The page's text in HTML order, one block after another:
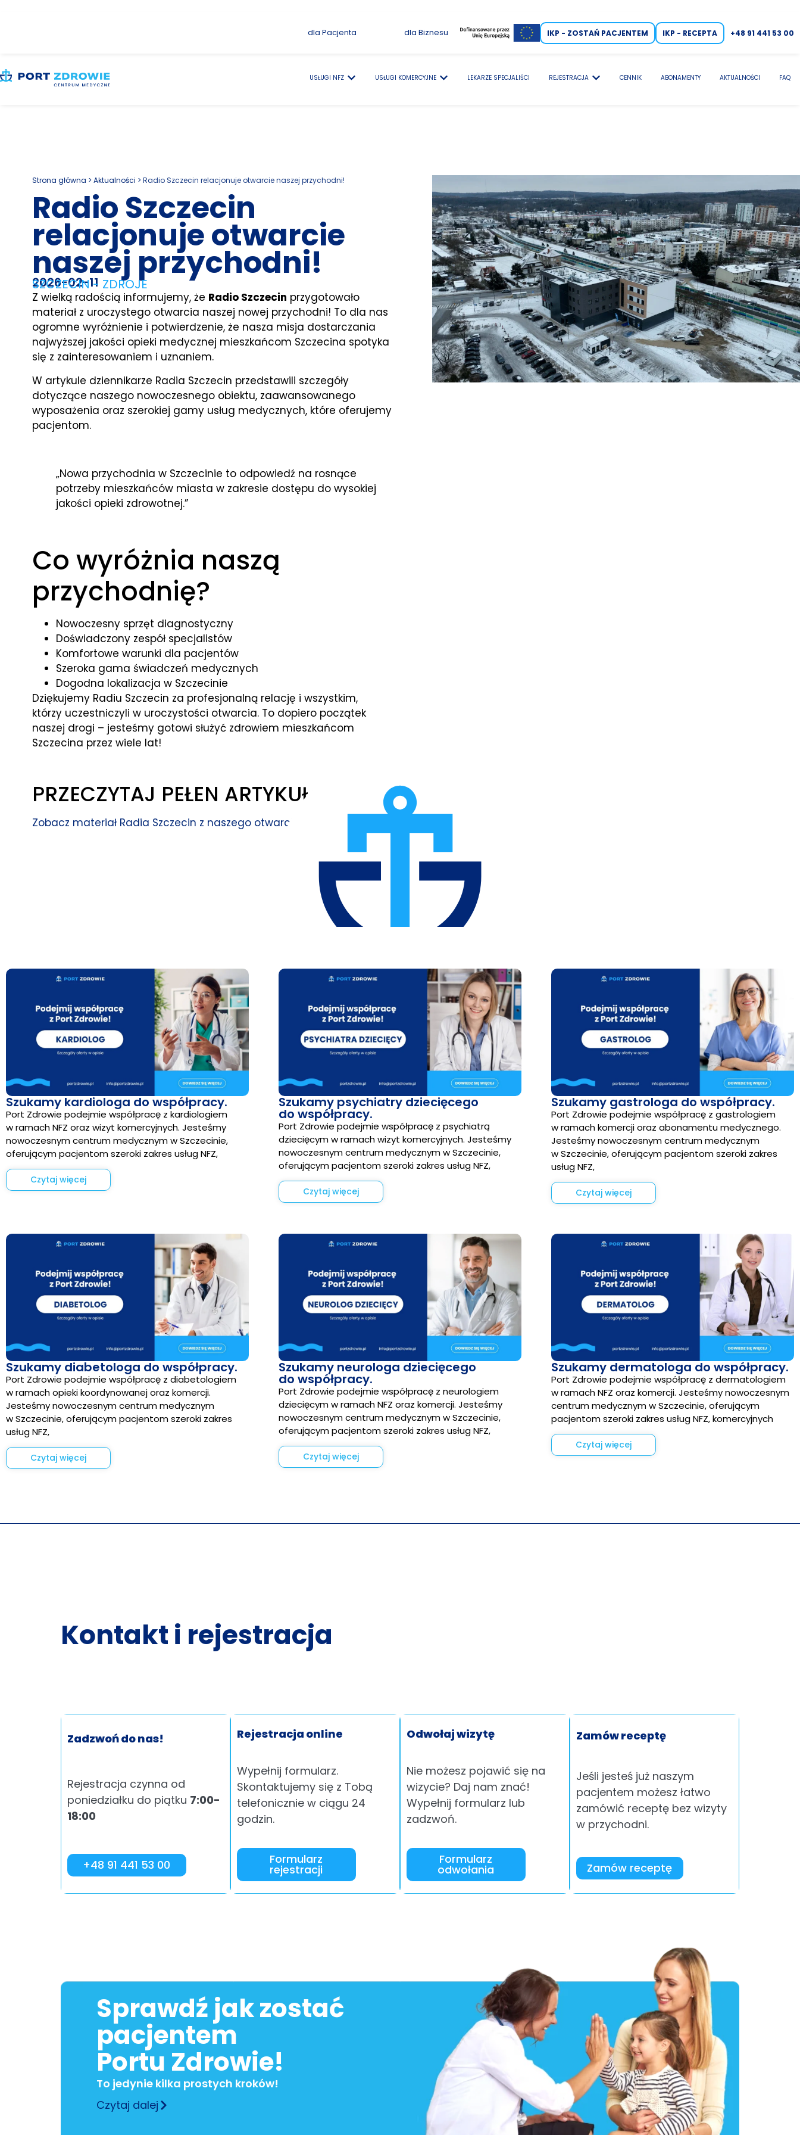
dla Pacjenta dla Biznesu IKP - ZOSTAŃ PACJENTEM IKP - RECEPTA +48 91 441 53 00
USŁUGI NFZ USŁUGI KOMERCYJNE LEKARZE SPECJALIŚCI REJESTRACJA CENNIK ABONAMENTY AKTUALNOŚCI FAQ
Strona główna > Aktualności > Radio Szczecin relacjonuje otwarcie naszej przychodni!
Radio Szczecin
relacjonuje otwarcie
naszej przychodni!
2026-02-11
SZCZECIN - ZDROJE
Z wielką radością informujemy, że Radio Szczecin przygotowało
materiał z uroczystego otwarcia naszej nowej przychodni! To dla nas
ogromne wyróżnienie i potwierdzenie, że nasza misja dostarczania
najwyższej jakości opieki medycznej mieszkańcom Szczecina spotyka
się z zainteresowaniem i uznaniem.
W artykule dziennikarze Radia Szczecin przedstawili szczegóły
dotyczące naszego nowoczesnego obiektu, zaawansowanego
wyposażenia oraz szerokiej gamy usług medycznych, które oferujemy
pacjentom.
„Nowa przychodnia w Szczecinie to odpowiedź na rosnące
potrzeby mieszkańców miasta w zakresie dostępu do wysokiej
jakości opieki zdrowotnej.”
Co wyróżnia naszą
przychodnię?
Nowoczesny sprzęt diagnostyczny
Doświadczony zespół specjalistów
Komfortowe warunki dla pacjentów
Szeroka gama świadczeń medycznych
Dogodna lokalizacja w Szczecinie
Dziękujemy Radiu Szczecin za profesjonalną relację i wszystkim,
którzy uczestniczyli w uroczystości otwarcia. To dopiero początek
naszej drogi – jesteśmy gotowi służyć zdrowiem mieszkańcom
Szczecina przez wiele lat!
PRZECZYTAJ PEŁEN ARTYKUŁ:
Zobacz materiał Radia Szczecin z naszego otwarcia →
Szukamy kardiologa do współpracy.
Port Zdrowie podejmie współpracę z kardiologiem
w ramach NFZ oraz wizyt komercyjnych. Jesteśmy
nowoczesnym centrum medycznym w Szczecinie,
oferującym pacjentom szeroki zakres usług NFZ,
Czytaj więcej
Szukamy psychiatry dziecięcego
do współpracy.
Port Zdrowie podejmie współpracę z psychiatrą
dziecięcym w ramach wizyt komercyjnych. Jesteśmy
nowoczesnym centrum medycznym w Szczecinie,
oferującym pacjentom szeroki zakres usług NFZ,
Czytaj więcej
Szukamy gastrologa do współpracy.
Port Zdrowie podejmie współpracę z gastrologiem
w ramach komercji oraz abonamentu medycznego.
Jesteśmy nowoczesnym centrum medycznym
w Szczecinie, oferującym pacjentom szeroki zakres
usług NFZ,
Czytaj więcej
Szukamy diabetologa do współpracy.
Port Zdrowie podejmie współpracę z diabetologiem
w ramach opieki koordynowanej oraz komercji.
Jesteśmy nowoczesnym centrum medycznym
w Szczecinie, oferującym pacjentom szeroki zakres
usług NFZ,
Czytaj więcej
Szukamy neurologa dziecięcego
do współpracy.
Port Zdrowie podejmie współpracę z neurologiem
dziecięcym w ramach NFZ oraz komercji. Jesteśmy
nowoczesnym centrum medycznym w Szczecinie,
oferującym pacjentom szeroki zakres usług NFZ,
Czytaj więcej
Szukamy dermatologa do współpracy.
Port Zdrowie podejmie współpracę z dermatologiem
w ramach NFZ oraz komercji. Jesteśmy nowoczesnym
centrum medycznym w Szczecinie, oferującym
pacjentom szeroki zakres usług NFZ, komercyjnych
Czytaj więcej
Kontakt i rejestracja
Zadzwoń do nas!
Rejestracja czynna od
poniedziałku do piątku 7:00-
18:00
+48 91 441 53 00
Rejestracja online
Wypełnij formularz.
Skontaktujemy się z Tobą
telefonicznie w ciągu 24
godzin.
Formularz
rejestracji
Odwołaj wizytę
Nie możesz pojawić się na
wizycie? Daj nam znać!
Wypełnij formularz lub
zadzwoń.
Formularz
odwołania
Zamów receptę
Jeśli jesteś już naszym
pacjentem możesz łatwo
zamówić receptę bez wizyty
w przychodni.
Zamów receptę
Sprawdź jak zostać
pacjentem
Portu Zdrowie!
To jedynie kilka prostych kroków!
Czytaj dalej